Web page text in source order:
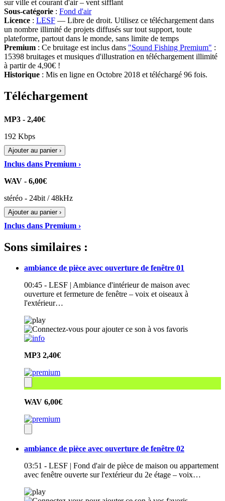
sur ville et courant d'air – vent sifflant
Sous-catégorie : Fond d'air
Licence : LESF — Libre de droit. Utilisez ce téléchargement dans
un nombre illimité de projets diffusés sur tout support, toute
plateforme, partout dans le monde, sans limite de temps
Premium : Ce bruitage est inclus dans "Sound Fishing Premium" :
15398 bruitages et musiques d'illustration en téléchargement illimité
à partir de 4,90€ !
Historique : Mis en ligne en Octobre 2018 et téléchargé 96 fois.
Téléchargement
MP3 - 2,40€
192 Kbps
Ajouter au panier ›
Inclus dans Premium ›
WAV - 6,00€
stéréo - 24bit / 48kHz
Ajouter au panier ›
Inclus dans Premium ›
Sons similaires :
ambiance de pièce avec ouverture de fenêtre 01
00:45 - LESF | Ambiance d'intérieur de maison avec
ouverture et fermeture de fenêtre – voix et oiseaux à
l'extérieur…
MP3 2,40€
WAV 6,00€
ambiance de pièce avec ouverture de fenêtre 02
03:51 - LESF | Fond d'air de pièce de maison ou appartement
avec fenêtre ouverte sur l'extérieur du 2e étage – voix…